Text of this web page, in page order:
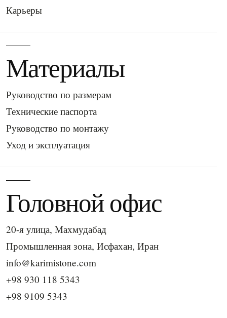
Карьеры
Материалы
Руководство по размерам
Технические паспорта
Руководство по монтажу
Уход и эксплуатация
Головной офис
20-я улица, Махмудабад
Промышленная зона, Исфахан, Иран
info@karimistone.com
+98 930 118 5343
+98 9109 5343